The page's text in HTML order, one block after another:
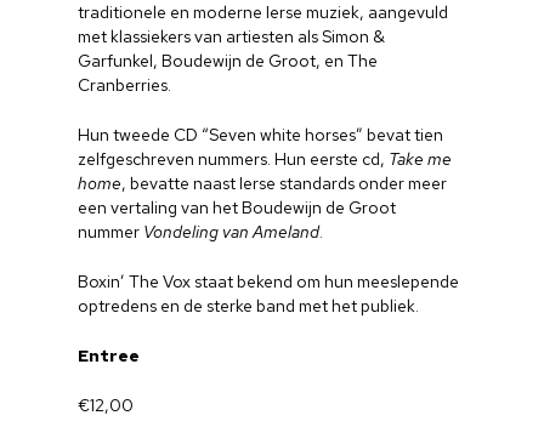
traditionele en moderne Ierse muziek, aangevuld
met klassiekers van artiesten als Simon &
Garfunkel, Boudewijn de Groot, en The
Cranberries.
Hun tweede CD “Seven white horses” bevat tien
zelfgeschreven nummers. Hun eerste cd, Take me
home, bevatte naast Ierse standards onder meer
een vertaling van het Boudewijn de Groot
nummer Vondeling van Ameland.
Boxin’ The Vox staat bekend om hun meeslepende
optredens en de sterke band met het publiek.
Entree
€12,00